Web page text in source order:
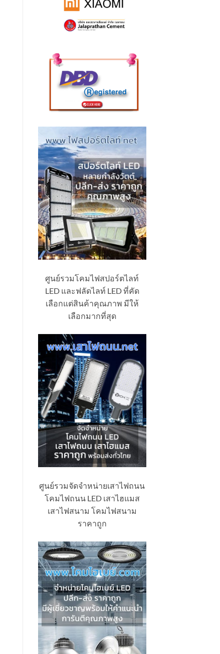
ศูนย์รวมโคมไฟสปอร์ตไลท์
LED และฟลัดไลท์ LED ที่คัด
เลือกแต่สินค้าคุณภาพ มีให้
เลือกมากที่สุด
ศูนย์รวมจัดจำหน่ายเสาไฟถนน
โคมไฟถนน LED เสาไฮแมส
เสาไฟสนาม โคมไฟสนาม
ราคาถูก